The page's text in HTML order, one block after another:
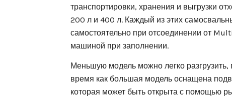
транспортировки, хранения и выгрузки
200 л и 400 л. Каждый из этих
самостоятельно при отсоединении от
машиной при заполнении.
Меньшую модель можно легко
время как большая модель оснащена
которая может быть открыта с помощью